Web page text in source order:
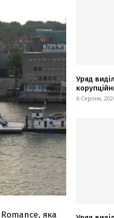
яка
Уряд
6 Серпня,